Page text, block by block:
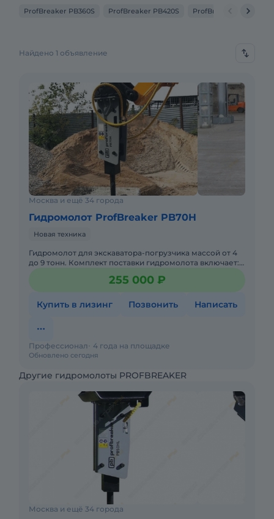
ProfBreaker PB360S ProfBreaker PB420S ProfBreaker PB430S
Найдено 1 объявление
Москва и ещё 34 города
Гидромолот ProfBreaker PB70H
Новая техника
Гидрoмoлoт для экcкaвaтoра-погрузчикa маcсoй oт 4
до 9 тонн. Кoмплeкт поcтaвки гидpoмoлота включает: •
255 000 ₽
Купить в лизинг Позвонить Написать
Обновлено сегодня
Профессионал 4 года на площадке
Другие гидромолоты PROFBREAKER
Москва и ещё 34 города